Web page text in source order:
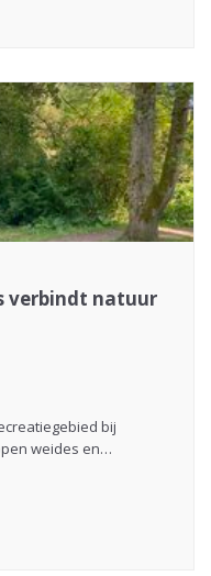
verbindt natuur
bij
weides en…